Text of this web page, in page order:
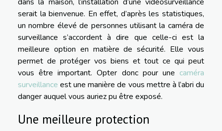
serait la bienvenue. En effet, d’après les statistiques,
un nombre élevé de personnes utilisant la caméra de
surveillance s’accordent à dire que celle-ci est la
meilleure option en matière de sécurité. Elle vous
permet de protéger vos biens et tout ce qui peut
vous être important. Opter donc pour une caméra
surveillance est une manière de vous mettre à l’abri du
danger auquel vous auriez pu être exposé.
Une meilleure protection